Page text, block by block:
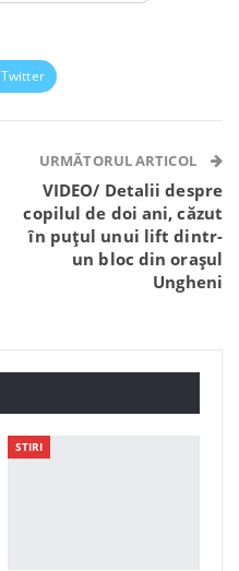
Twitter
Viber
URMĂTORUL ARTICOL
VIDEO/ Detalii despre
copilul de doi ani, căzut
în puțul unui lift dintr-
un bloc din orașul
Ungheni
STIRI